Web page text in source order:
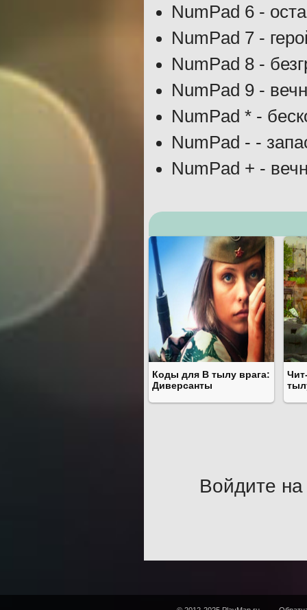
NumPad 6 -
NumPad 7 -
NumPad 8 -
NumPad 9 -
NumPad * -
NumPad - -
NumPad + -
Коды для В тылу врага:
Диверсанты
Войдите на